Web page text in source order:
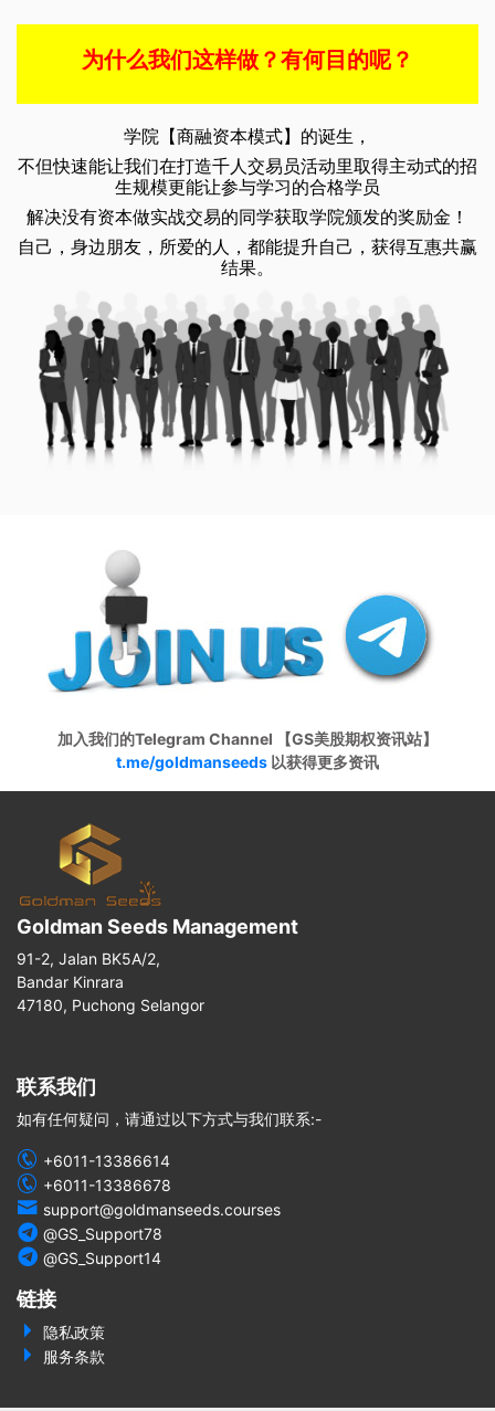
为什么我们这样做？有何目的呢？
学院【商融资本模式】的诞生，
不但快速能让我们在打造千人交易员活动里取得主动式的招
生规模更能让参与学习的合格学员
解决没有资本做实战交易的同学获取学院颁发的奖励金！
自己，身边朋友，所爱的人，都能提升自己，获得互惠共赢
结果。
加入我们的Telegram Channel 【GS美股期权资讯站】
t.me/goldmanseeds 以获得更多资讯
Goldman Seeds Management
91-2, Jalan BK5A/2,
Bandar Kinrara
47180, Puchong Selangor
联系我们
如有任何疑问，请通过以下方式与我们联系:-
+6011-13386614
+6011-13386678
support@goldmanseeds.courses
@GS_Support78
@GS_Support14
链接
隐私政策
服务条款